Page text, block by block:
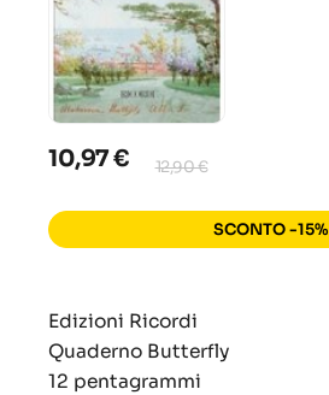
10,97 € 12,90 €
SCONTO -15%
Edizioni Ricordi
Quaderno Butterfly
12 pentagrammi